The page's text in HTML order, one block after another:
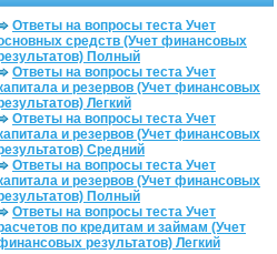
Ответы на вопросы теста Учет
средств (Учет финансовых
Полный
Ответы на вопросы теста Учет
и резервов (Учет финансовых
Легкий
Ответы на вопросы теста Учет
и резервов (Учет финансовых
Средний
Ответы на вопросы теста Учет
и резервов (Учет финансовых
Полный
Ответы на вопросы теста Учет
по кредитам и займам (Учет
результатов) Легкий